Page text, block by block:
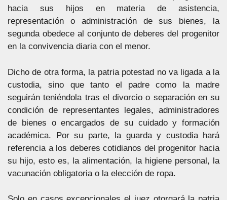
hacia sus hijos en materia de asistencia,
representación o administración de sus bienes, la
segunda obedece al conjunto de deberes del progenitor
en la convivencia diaria con el menor.
Dicho de otra forma, la patria potestad no va ligada a la
custodia, sino que tanto el padre como la madre
seguirán teniéndola tras el divorcio o separación en su
condición de representantes legales, administradores
de bienes o encargados de su cuidado y formación
académica. Por su parte, la guarda y custodia hará
referencia a los deberes cotidianos del progenitor hacia
su hijo, esto es, la alimentación, la higiene personal, la
vacunación obligatoria o la elección de ropa.